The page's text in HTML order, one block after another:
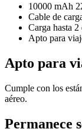
10000 mAh
Cable de
Carga hasta
Apto para
Apto para
Cumple con los
aéreo.
Permanece